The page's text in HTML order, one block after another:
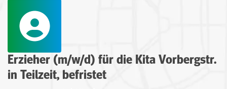
Erzieher (m/w/d) für die Kita Vorbergstr.
in Teilzeit, befristet